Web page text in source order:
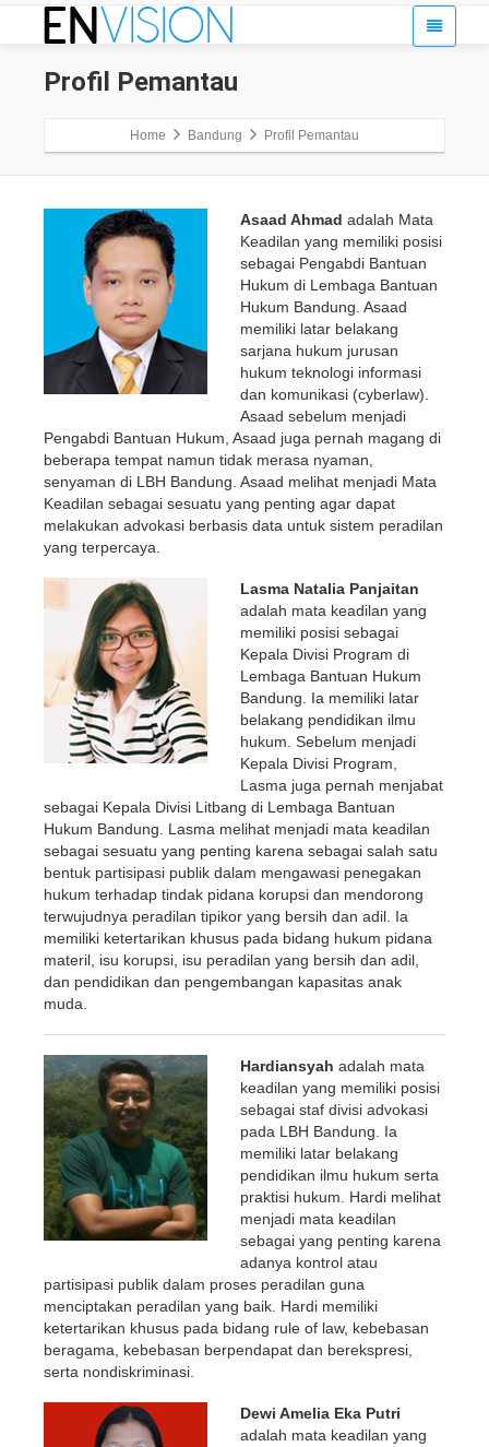
Profil Pemantau
Home Bandung Profil Pemantau
Asaad Ahmad adalah Mata
Keadilan yang memiliki posisi
sebagai Pengabdi Bantuan
Hukum di Lembaga Bantuan
Hukum Bandung. Asaad
memiliki latar belakang
sarjana hukum jurusan
hukum teknologi informasi
dan komunikasi (cyberlaw).
Asaad sebelum menjadi
Pengabdi Bantuan Hukum, Asaad juga pernah magang di
beberapa tempat namun tidak merasa nyaman,
senyaman di LBH Bandung. Asaad melihat menjadi Mata
Keadilan sebagai sesuatu yang penting agar dapat
melakukan advokasi berbasis data untuk sistem peradilan
yang terpercaya.
Lasma Natalia Panjaitan
adalah mata keadilan yang
memiliki posisi sebagai
Kepala Divisi Program di
Lembaga Bantuan Hukum
Bandung. Ia memiliki latar
belakang pendidikan ilmu
hukum. Sebelum menjadi
Kepala Divisi Program,
Lasma juga pernah menjabat
sebagai Kepala Divisi Litbang di Lembaga Bantuan
Hukum Bandung. Lasma melihat menjadi mata keadilan
sebagai sesuatu yang penting karena sebagai salah satu
bentuk partisipasi publik dalam mengawasi penegakan
hukum terhadap tindak pidana korupsi dan mendorong
terwujudnya peradilan tipikor yang bersih dan adil. Ia
memiliki ketertarikan khusus pada bidang hukum pidana
materil, isu korupsi, isu peradilan yang bersih dan adil,
dan pendidikan dan pengembangan kapasitas anak
muda.
Hardiansyah adalah mata
keadilan yang memiliki posisi
sebagai staf divisi advokasi
pada LBH Bandung. Ia
memiliki latar belakang
pendidikan ilmu hukum serta
praktisi hukum. Hardi melihat
menjadi mata keadilan
sebagai yang penting karena
adanya kontrol atau
partisipasi publik dalam proses peradilan guna
menciptakan peradilan yang baik. Hardi memiliki
ketertarikan khusus pada bidang rule of law, kebebasan
beragama, kebebasan berpendapat dan berekspresi,
serta nondiskriminasi.
Dewi Amelia Eka Putri
adalah mata keadilan yang